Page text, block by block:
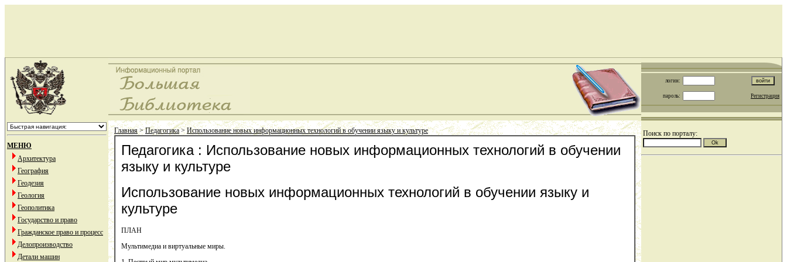
логин:
пароль: Регистрация
МЕНЮ
Архитектура
География
Геодезия
Геология
Геополитика
Государство и право
Гражданское право и процесс
Делопроизводство
Детали машин
Главная>Педагогика>Использование новых информационных технологий в обучении языку и культуре
Педагогика : Использование новых информационных технологий в обучении
языку и культуре
Использование новых информационных технологий в обучении языку и
культуре
ПЛАН
Мультимедиа и виртуальные миры.
Поиск по порталу: